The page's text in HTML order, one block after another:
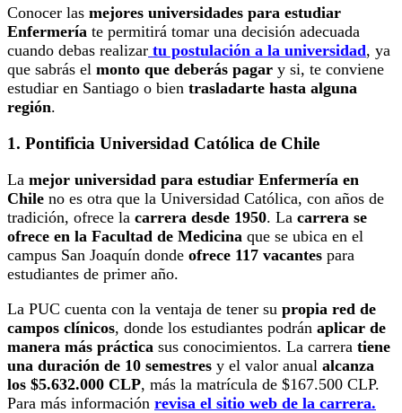
Conocer las mejores universidades para estudiar
Enfermería te permitirá tomar una decisión adecuada
cuando debas realizar tu postulación a la universidad, ya
que sabrás el monto que deberás pagar y si, te conviene
estudiar en Santiago o bien trasladarte hasta alguna
región.
1. Pontificia Universidad Católica de Chile
La mejor universidad para estudiar Enfermería en
Chile no es otra que la Universidad Católica, con años de
tradición, ofrece la carrera desde 1950. La carrera se
ofrece en la Facultad de Medicina que se ubica en el
campus San Joaquín donde ofrece 117 vacantes para
estudiantes de primer año.
La PUC cuenta con la ventaja de tener su propia red de
campos clínicos, donde los estudiantes podrán aplicar de
manera más práctica sus conocimientos. La carrera tiene
una duración de 10 semestres y el valor anual alcanza
los $5.632.000 CLP, más la matrícula de $167.500 CLP.
Para más información revisa el sitio web de la carrera.